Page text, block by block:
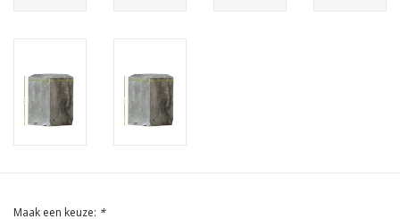
Maak een keuze: *